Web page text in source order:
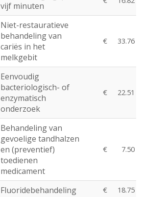
vijf minuten
Niet-restauratieve
behandeling van
cariës in het
melkgebit
€ 33.76
Eenvoudig
bacteriologisch- of
enzymatisch
onderzoek
€ 22.51
Behandeling van
gevoelige tandhalzen
en (preventief)
toedienen
medicament
€ 7.50
Fluoridebehandeling € 18.75